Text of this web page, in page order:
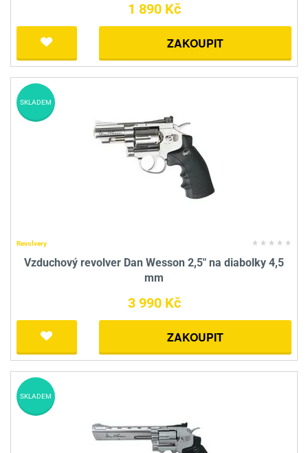
1 890 Kč
ZAKOUPIT
Revolvery
Vzduchový revolver Dan Wesson 2,5" na diabolky 4,5
mm
3 990 Kč
ZAKOUPIT
SKLADEM
SKLADEM